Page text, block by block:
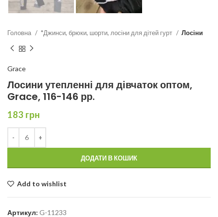
Головна *Джинси, брюки, шорти, лосіни для дітей гурт Лосіни
Grace
Лосини утепленні для дівчаток оптом,
Grace, 116-146 рр.
183 грн
ДОДАТИ В КОШИК
Add to wishlist
Артикул: G-11233